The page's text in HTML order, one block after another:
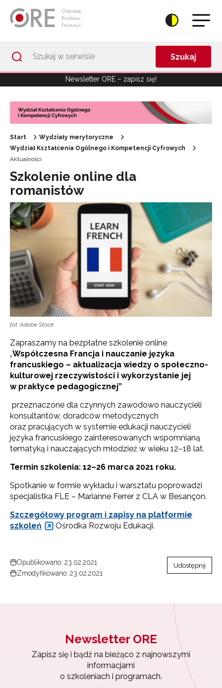
Szukaj
Newsletter ORE – zapisz się!
Start
Wydziały merytoryczne
Wydział Kształcenia Ogólnego i Kompetencji Cyfrowych
Aktualności
Szkolenie online dla
romanistów
fot. Adobe Stock
Zapraszamy na bezpłatne szkolenie online
„Współczesna Francja i nauczanie języka
francuskiego – aktualizacja wiedzy o społeczno-
kulturowej rzeczywistości i wykorzystanie jej
w praktyce pedagogicznej”
przeznaczone dla czynnych zawodowo nauczycieli
konsultantów, doradców metodycznych
oraz pracujących w systemie edukacji nauczycieli
języka francuskiego zainteresowanych wspomnianą
tematyką i nauczających młodzież w wieku 12–18 lat.
Termin szkolenia: 12–26 marca 2021 roku.
Spotkanie w formie wykładu i warsztatu poprowadzi
specjalistka FLE – Marianne Ferrer z CLA w Besançon.
Szczegółowy program i zapisy na platformie
szkoleń
Ośrodka Rozwoju Edukacji.
Opublikowano: 23.02.2021
Zmodyfikowano: 23.02.2021
Udostępnij
Newsletter ORE
Zapisz się i bądź na bieżąco z najnowszymi
informacjami
o szkoleniach i programach.